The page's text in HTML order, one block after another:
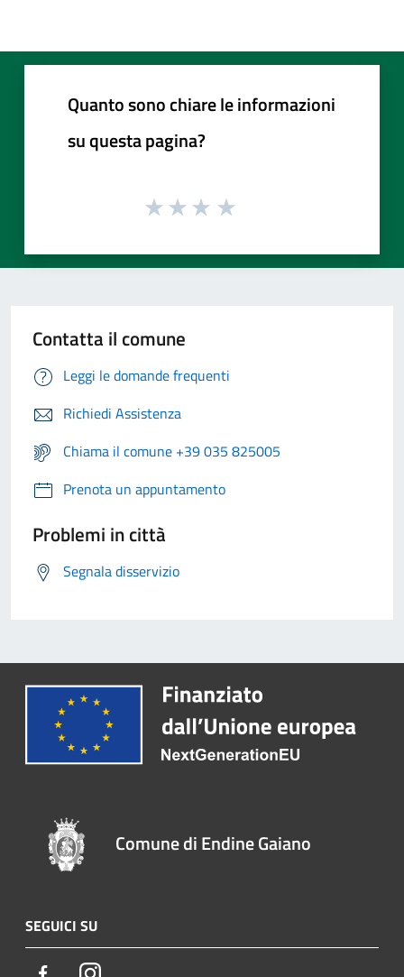
Quanto sono chiare le informazioni
su questa pagina?
Contatta il comune
Leggi le domande frequenti
Richiedi Assistenza
Chiama il comune +39 035 825005
Prenota un appuntamento
Problemi in città
Segnala disservizio
Comune di Endine Gaiano
SEGUICI SU
FacebookInstagram